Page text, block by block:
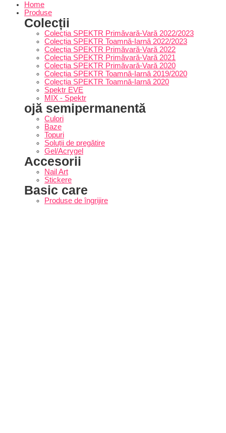
Home
Produse
Colecții
Colecția SPEKTR Primăvară-Vară 2022/2023
Colecția SPEKTR Toamnă-Iarnă 2022/2023
Colecția SPEKTR Primăvară-Vară 2022
Colecția SPEKTR Primăvară-Vară 2021
Colecția SPEKTR Primăvară-Vară 2020
Colecția SPEKTR Toamnă-Iarnă 2019/2020
Colecția SPEKTR Toamnă-Iarnă 2020
Spektr EVE
MIX - Spektr
ojă semipermanentă
Culori
Baze
Topuri
Soluții de pregătire
Gel/Acrygel
Accesorii
Nail Art
Stickere
Basic care
Produse de îngrijire